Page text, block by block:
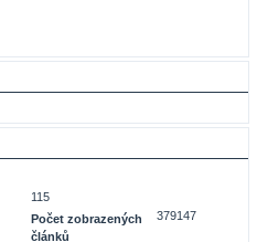
115
Počet zobrazených
článků
379147